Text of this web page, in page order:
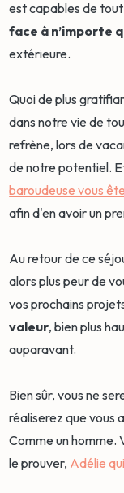
est capables de
face à n’importe
extérieure.
Quoi de plus
dans notre vie de
refrène, lors de
de notre potentiel.
baroudeuse vous
afin d'en avoir un
Au retour de ce
alors plus peur de
vos prochains
valeur, bien plus
auparavant.
Bien sûr, vous ne
réaliserez que vous
Comme un homme.
le prouver, Adélie